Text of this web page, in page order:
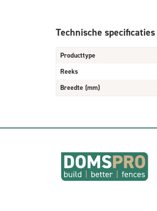
Technische specificaties
Producttype
Reeks
Breedte (mm)